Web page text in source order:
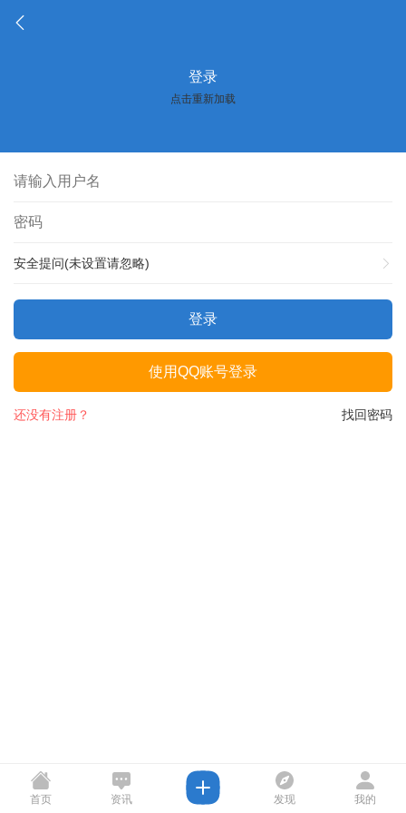
登录
点击重新加载
安全提问(未设置请忽略)
登录
使用QQ账号登录
找回密码
还没有注册？
首页 资讯 发现 我的